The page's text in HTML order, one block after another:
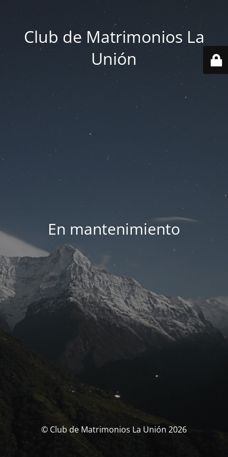
Club de Matrimonios La
Unión
En mantenimiento
© Club de Matrimonios La Unión 2026